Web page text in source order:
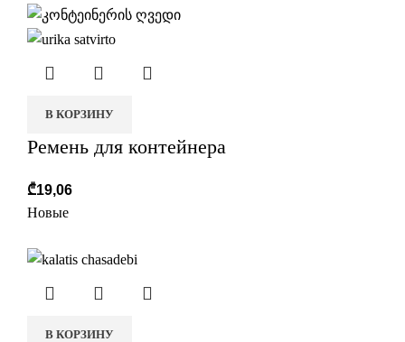
В КОРЗИНУ
Ремень для контейнера
₾19,06
Новые
В КОРЗИНУ